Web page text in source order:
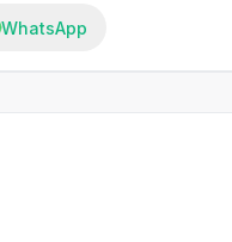
WhatsApp